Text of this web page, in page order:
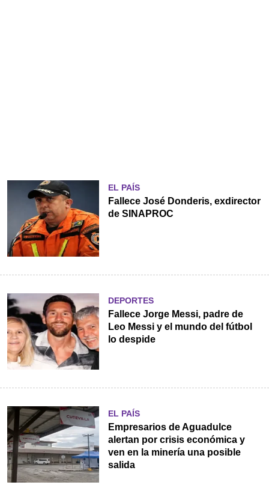
EL PAÍS
Fallece José Donderis, exdirector
de SINAPROC
DEPORTES
Fallece Jorge Messi, padre de
Leo Messi y el mundo del fútbol
lo despide
EL PAÍS
Empresarios de Aguadulce
alertan por crisis económica y
ven en la minería una posible
salida